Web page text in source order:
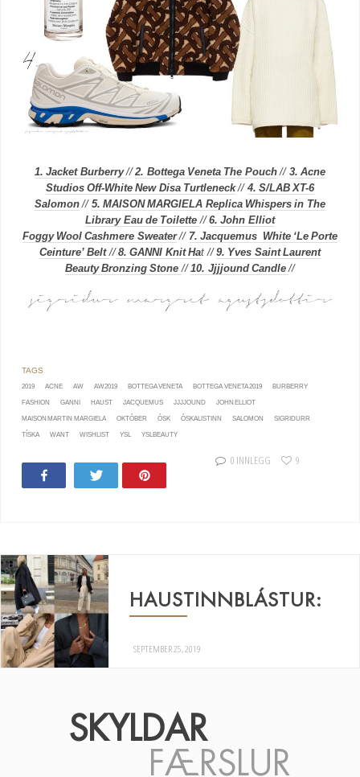
1. Jacket Burberry//2. Bottega Veneta The Pouch// 3. Acne
Studios Off-White New Disa Turtleneck// 4. S/LAB XT-6
Salomon // 5. MAISON MARGIELA Replica Whispers in The
Library Eau de Toilette //6. John Elliot
Foggy Wool Cashmere Sweater// 7. Jacquemus White ‘Le Porte
Ceinture’ Belt //8. GANNI Knit Hat //9. Yves Saint Laurent
Beauty Bronzing Stone //10. Jjjjound Candle//
2019 ACNE AW AW2019 BOTTEGA VENETA BOTTEGA VENETA 2019 BURBERRY
FASHION GANNI HAUST JACQUEMUS JJJJOUND JOHN ELLIOT
MAISON MARTIN MARGIELA OKTÓBER ÓSK ÓSKALISTINN SALOMON SIGRIDURR
TÍSKA WANT WISHLIST YSL YSLBEAUTY
Tweet
0 INNLEGG 9
HAUSTINNBLÁSTUR:
SEPTEMBER 25, 2019
SKYLDAR
FÆRSLUR